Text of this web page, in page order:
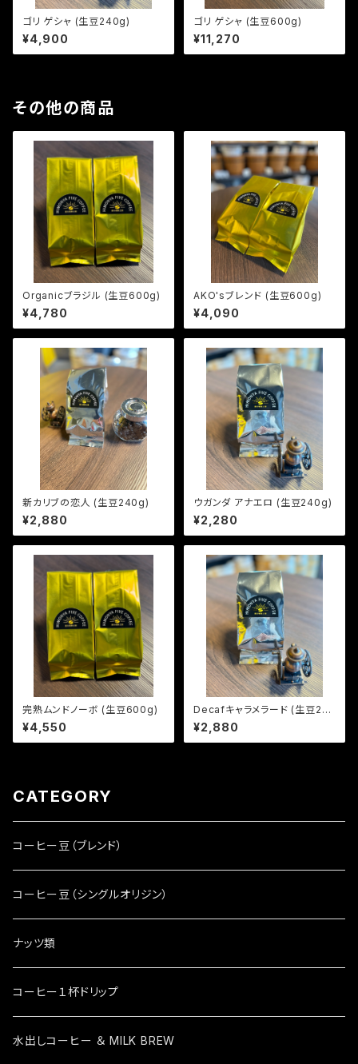
ゴリ ゲシャ (生豆240g)
¥4,900
ゴリ ゲシャ (生豆600g)
¥11,270
その他の商品
Organicブラジル (生豆600g)
¥4,780
AKO'sブレンド (生豆600g)
¥4,090
新カリブの恋人 (生豆240g)
¥2,880
ウガンダ アナエロ (生豆240g)
¥2,280
完熟ムンドノーボ (生豆600g)
¥4,550
Decafキャラメラード (生豆24
0g)
¥2,880
CATEGORY
コーヒー豆（ブレンド）
コーヒー豆（シングルオリジン）
ナッツ類
コーヒー１杯ドリップ
水出しコーヒー ＆ MILK BREW